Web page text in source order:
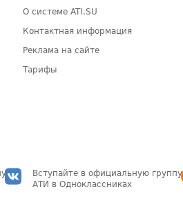
О системе ATI.SU
Контактная информация
Реклама на сайте
Тарифы
Вступайте в официальную группу
АТИ в Одноклассниках